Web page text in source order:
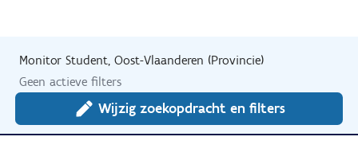
Monitor Student, Oost-Vlaanderen (Provincie)
Geen actieve filters
Wijzig zoekopdracht en filters